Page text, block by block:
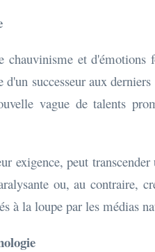
et
successeur aux
vague de talents
exigence, peut
ou, au contraire,
à la loupe par les médias